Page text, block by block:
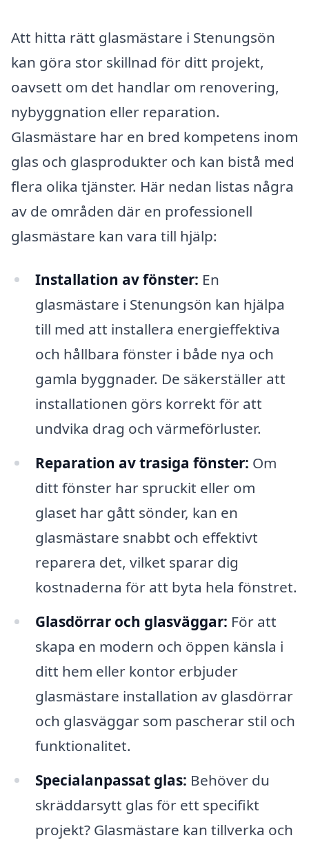
Att hitta rätt glasmästare i Stenungsön
kan göra stor skillnad för ditt projekt,
oavsett om det handlar om renovering,
nybyggnation eller reparation.
Glasmästare har en bred kompetens inom
glas och glasprodukter och kan bistå med
flera olika tjänster. Här nedan listas några
av de områden där en professionell
glasmästare kan vara till hjälp:
Installation av fönster: En
glasmästare i Stenungsön kan hjälpa
till med att installera energieffektiva
och hållbara fönster i både nya och
gamla byggnader. De säkerställer att
installationen görs korrekt för att
undvika drag och värmeförluster.
Reparation av trasiga fönster: Om
ditt fönster har spruckit eller om
glaset har gått sönder, kan en
glasmästare snabbt och effektivt
reparera det, vilket sparar dig
kostnaderna för att byta hela fönstret.
Glasdörrar och glasväggar: För att
skapa en modern och öppen känsla i
ditt hem eller kontor erbjuder
glasmästare installation av glasdörrar
och glasväggar som pascherar stil och
funktionalitet.
Specialanpassat glas: Behöver du
skräddarsytt glas för ett specifikt
projekt? Glasmästare kan tillverka och